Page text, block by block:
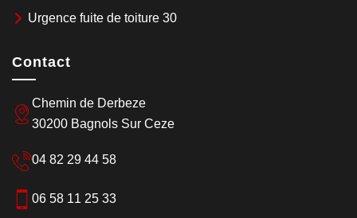
Urgence fuite de toiture 30
Contact
Chemin de Derbeze
30200 Bagnols Sur Ceze
04 82 29 44 58
06 58 11 25 33